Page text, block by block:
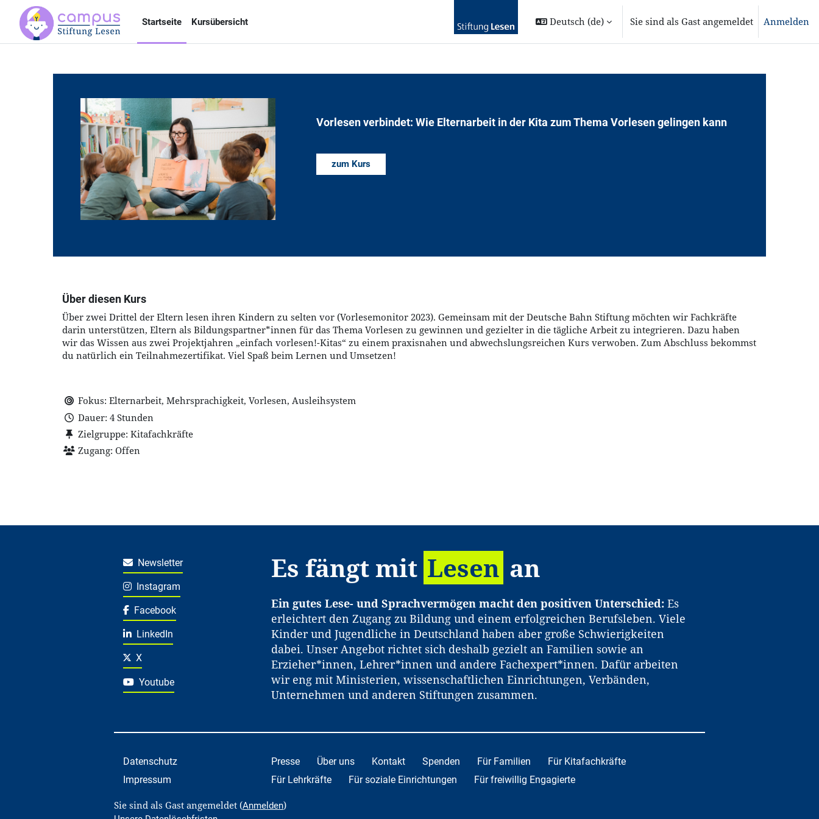
Zum Hauptinhalt
Startseite Kursübersicht Deutsch ‎(de)‎ Sie sind als Gast angemeldet Anmelden
Vorlesen verbindet: Wie Elternarbeit in der Kita zum Thema Vorlesen gelingen kann
zum Kurs
Über diesen Kurs
Über zwei Drittel der Eltern lesen ihren Kindern zu selten vor (Vorlesemonitor 2023). Gemeinsam mit der Deutsche Bahn Stiftung möchten wir Fachkräfte
darin unterstützen, Eltern als Bildungspartner*innen für das Thema Vorlesen zu gewinnen und gezielter in die tägliche Arbeit zu integrieren. Dazu haben
wir das Wissen aus zwei Projektjahren „einfach vorlesen!-Kitas“ zu einem praxisnahen und abwechslungsreichen Kurs verwoben. Zum Abschluss bekommst
du natürlich ein Teilnahmezertifikat. Viel Spaß beim Lernen und Umsetzen!
Fokus: Elternarbeit, Mehrsprachigkeit, Vorlesen, Ausleihsystem
Dauer: 4 Stunden
Zielgruppe: Kitafachkräfte
Zugang: Offen
Newsletter
Instagram
Facebook
LinkedIn
X
Youtube
Es fängt mit Lesen an
Ein gutes Lese- und Sprachvermögen macht den positiven Unterschied:Es
erleichtert den Zugang zu Bildung und einem erfolgreichen Berufsleben. Viele
Kinder und Jugendliche in Deutschland haben aber große Schwierigkeiten
dabei. Unser Angebot richtet sich deshalb gezielt an Familien sowie an
Erzieher*innen, Lehrer*innen und andere Fachexpert*innen. Dafür arbeiten
wir eng mit Ministerien, wissenschaftlichen Einrichtungen, Verbänden,
Unternehmen und anderen Stiftungen zusammen.
Datenschutz
Impressum
Presse Über uns Kontakt Spenden Für Familien
Für Kitafachkräfte
Für Lehrkräfte
Für soziale Einrichtungen Für freiwillig Engagierte
Sie sind als Gast angemeldet (Anmelden)